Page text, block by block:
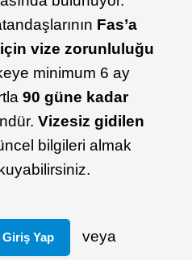
Fas’a
vize zorunluluğu
minimum 6 ay
90 güne kadar
Vizesiz gidilen
bilgileri almak
Giriş Yap veya